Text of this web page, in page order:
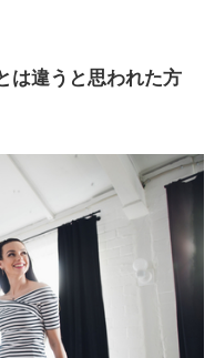
は違うと思われた方